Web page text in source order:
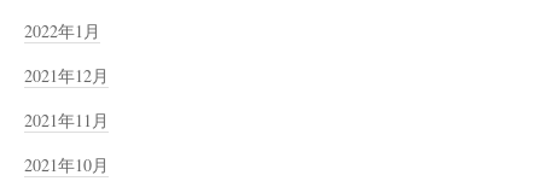
2022年1月
2021年12月
2021年11月
2021年10月